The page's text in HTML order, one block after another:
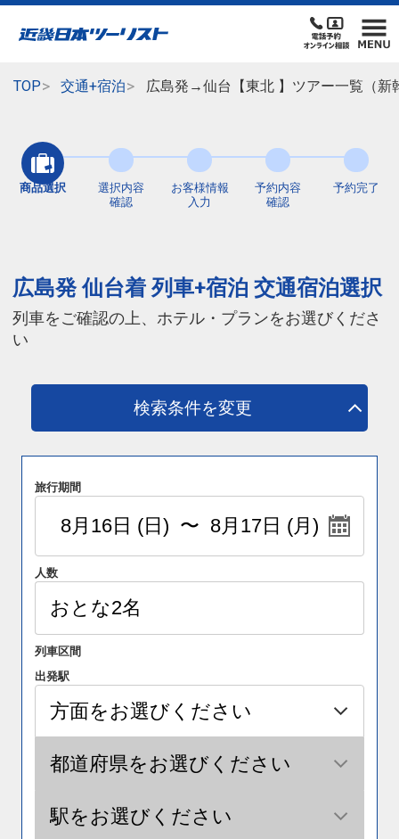
TOP 交通+宿泊 広島発→仙台【東北 】ツアー一覧（新
商品選択
選択内容
確認
お客様情報
入力
予約内容
確認
予約完了
広島発 仙台着 列車+宿泊 交通宿泊選択
列車をご確認の上、ホテル・プランをお選びくださ
い
検索条件を変更
旅行期間
人数
列車区間
出発駅